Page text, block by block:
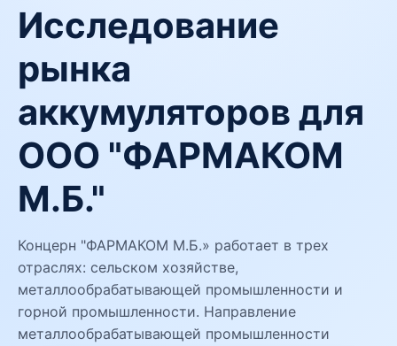
Исследование
рынка
аккумуляторов для
ООО "ФАРМАКОМ
М.Б."
Концерн "ФАРМАКОМ М.Б.» работает в трех
отраслях: сельском хозяйстве,
металлообрабатывающей промышленности и
горной промышленности. Направление
металлообрабатывающей промышленности